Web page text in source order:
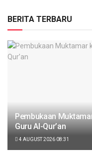
BERITA TERBARU
Pembukaan
Guru Al-Qur’an
4 AUGUST 2026 08:31